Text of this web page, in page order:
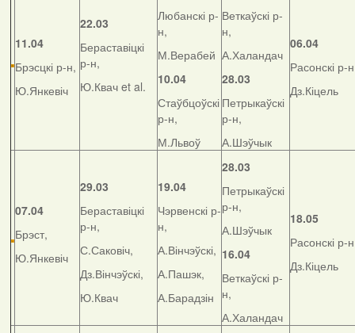
11.04
Брэсцкі р-н,
Ю.Янкевіч
22.03
Бераставіцкі
р-н,
Ю.Квач et al.
Любанскі р-
н,
М.Верабей
10.04
Стаўбцоўскі
р-н,
М.Львоў
Веткаўскі р-
н,
А.Халандач
28.03
Петрыкаўскі
р-н,
А.Шэўчык
06.04
Расонскі р-
Дз.Кіцель
07.04
Брэст,
Ю.Янкевіч
29.03
Бераставіцкі
р-н,
С.Саковіч,
Дз.Вінчэўскі,
Ю.Квач
19.04
Чэрвенскі р-
н,
А.Вінчэўскі,
А.Пашэк,
А.Барадзін
28.03
Петрыкаўскі
р-н,
А.Шэўчык
16.04
Веткаўскі р-
н,
А.Халандач
18.05
Расонскі р-
Дз.Кіцель